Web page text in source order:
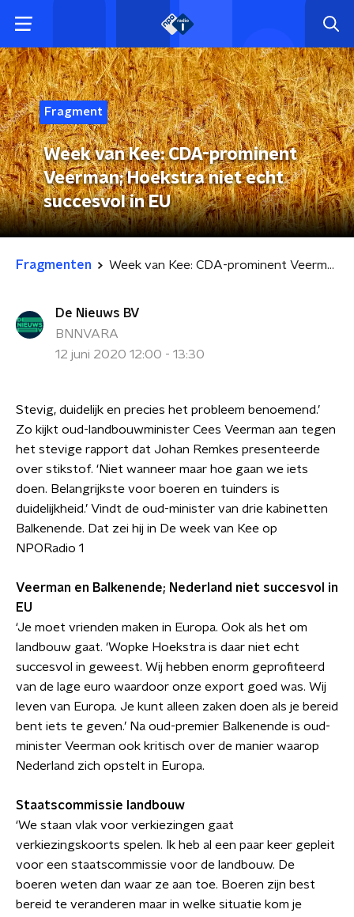
Fragment
Week van Kee: CDA-prominent
Veerman; Hoekstra niet echt
succesvol in EU
Fragmenten Week van Kee: CDA-prominent Veerman; Hoekstra niet echt succesvol in EU
De Nieuws BV
BNNVARA
12 juni 2020 12:00 - 13:30
Stevig, duidelijk en precies het probleem benoemend.’
Zo kijkt oud-landbouwminister Cees Veerman aan tegen
het stevige rapport dat Johan Remkes presenteerde
over stikstof. ‘Niet wanneer maar hoe gaan we iets
doen. Belangrijkste voor boeren en tuinders is
duidelijkheid.’ Vindt de oud-minister van drie kabinetten
Balkenende. Dat zei hij in De week van Kee op
NPORadio 1
Veerman en Balkenende; Nederland niet succesvol in
EU
‘Je moet vrienden maken in Europa. Ook als het om
landbouw gaat. 'Wopke Hoekstra is daar niet echt
succesvol in geweest. Wij hebben enorm geprofiteerd
van de lage euro waardoor onze export goed was. Wij
leven van Europa. Je kunt alleen zaken doen als je bereid
bent iets te geven.’ Na oud-premier Balkenende is oud-
minister Veerman ook kritisch over de manier waarop
Nederland zich opstelt in Europa.
Staatscommissie landbouw
‘We staan vlak voor verkiezingen gaat
verkiezingskoorts spelen. Ik heb al een paar keer gepleit
voor een staatscommissie voor de landbouw. De
boeren weten dan waar ze aan toe. Boeren zijn best
bereid te veranderen maar in welke situatie kom je